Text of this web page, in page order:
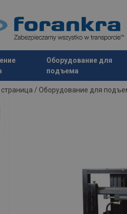
Оборудование для
подъема
добавлен в ваш запрос
страница / Оборудование для
Marking: